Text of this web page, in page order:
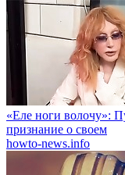
«Еле ноги волочу»:
признание о своем
howto-news.info